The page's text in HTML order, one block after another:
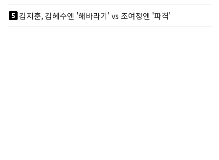
looks_5김지훈, 김혜수엔 '해바라기' vs 조여정엔 '파격'